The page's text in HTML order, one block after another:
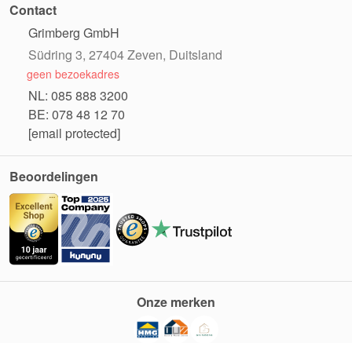
Contact
Grimberg GmbH
Südring 3, 27404 Zeven, Duitsland
geen bezoekadres
NL: 085 888 3200
BE: 078 48 12 70
[email protected]
Beoordelingen
Onze merken